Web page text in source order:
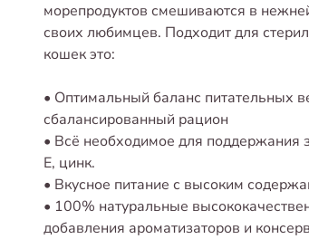
морепродуктов смешиваются в
своих любимцев. Подходит для
кошек это:
• Оптимальный баланс питательных
сбалансированный рацион
• Всё необходимое для поддержания
Е, цинк.
• Вкусное питание с высоким
• 100% натуральные
добавления ароматизаторов и